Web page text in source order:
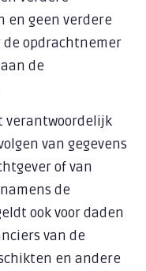
en geen verdere
de opdrachtnemer
de
verantwoordelijk
van gegevens
of van
de
ook voor daden
van de
en andere